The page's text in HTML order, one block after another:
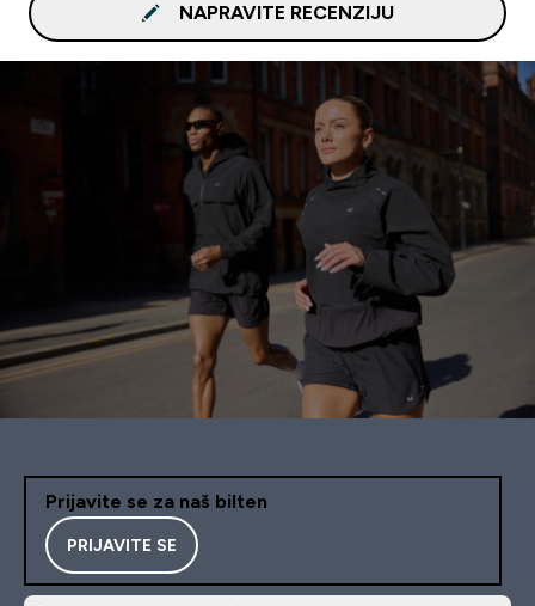
NAPRAVITE RECENZIJU
Prijavite se za naš bilten
PRIJAVITE SE